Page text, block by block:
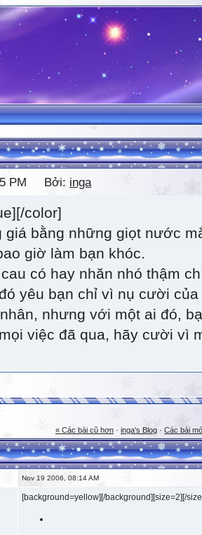
PM Bởi: inga
color]
giá bằng những giọt nước
giờ làm bạn khóc.
có hay nhăn nhó thậm
yêu bạn chỉ vì nụ cười
nhưng với một ai đó,
việc đã qua, hãy cười vì
« Các bài cũ hơn · inga's Blog · Các bài
Nov 19 2006, 08:14 AM
[background=yellow][/background][size=2][/